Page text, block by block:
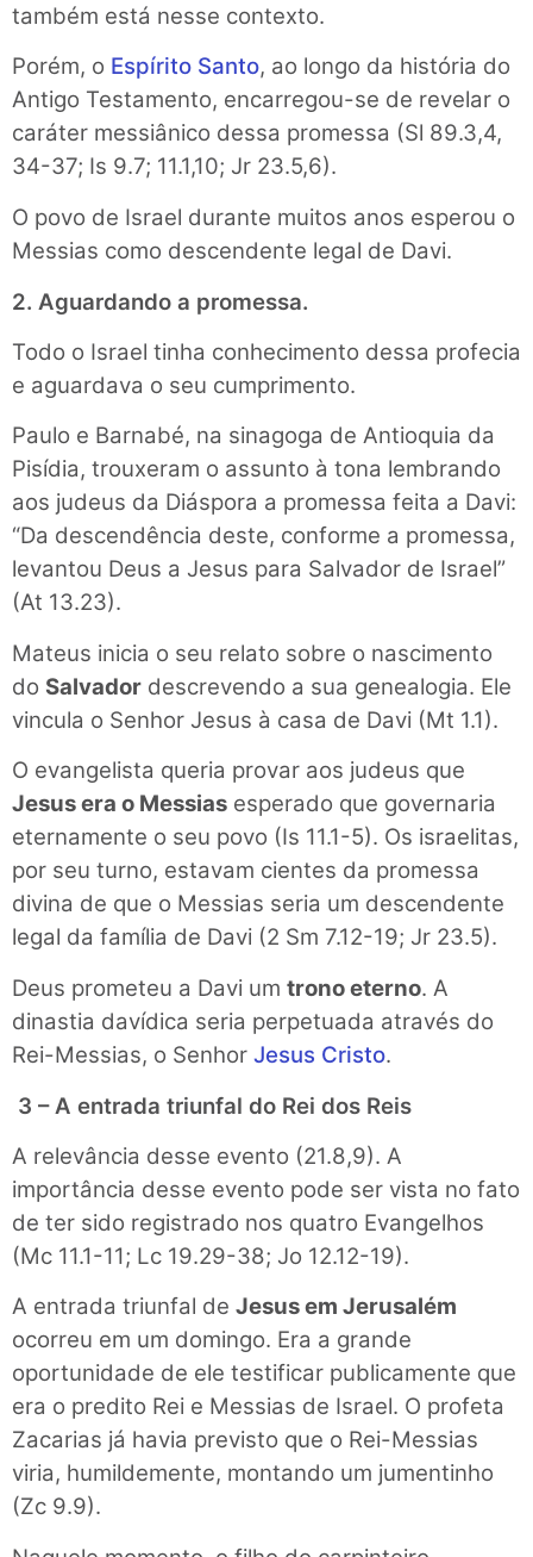
também está nesse contexto.
Porém, o Espírito Santo, ao longo da história do
Antigo Testamento, encarregou-se de revelar o
caráter messiânico dessa promessa (Sl 89.3,4,
34-37; Is 9.7; 11.1,10; Jr 23.5,6).
O povo de Israel durante muitos anos esperou o
Messias como descendente legal de Davi.
2. Aguardando a promessa.
Todo o Israel tinha conhecimento dessa profecia
e aguardava o seu cumprimento.
Paulo e Barnabé, na sinagoga de Antioquia da
Pisídia, trouxeram o assunto à tona lembrando
aos judeus da Diáspora a promessa feita a Davi:
“Da descendência deste, conforme a promessa,
levantou Deus a Jesus para Salvador de Israel”
(At 13.23).
Mateus inicia o seu relato sobre o nascimento
do Salvador descrevendo a sua genealogia. Ele
vincula o Senhor Jesus à casa de Davi (Mt 1.1).
O evangelista queria provar aos judeus que
Jesus era o Messias esperado que governaria
eternamente o seu povo (Is 11.1-5). Os israelitas,
por seu turno, estavam cientes da promessa
divina de que o Messias seria um descendente
legal da família de Davi (2 Sm 7.12-19; Jr 23.5).
Deus prometeu a Davi um trono eterno. A
dinastia davídica seria perpetuada através do
Rei-Messias, o Senhor Jesus Cristo.
3 – A entrada triunfal do Rei dos Reis
A relevância desse evento (21.8,9). A
importância desse evento pode ser vista no fato
de ter sido registrado nos quatro Evangelhos
(Mc 11.1-11; Lc 19.29-38; Jo 12.12-19).
A entrada triunfal de Jesus em Jerusalém
ocorreu em um domingo. Era a grande
oportunidade de ele testificar publicamente que
era o predito Rei e Messias de Israel. O profeta
Zacarias já havia previsto que o Rei-Messias
viria, humildemente, montando um jumentinho
(Zc 9.9).